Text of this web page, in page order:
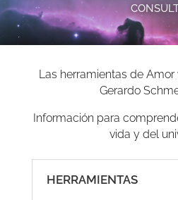
Las herramientas de
Gerardo
Información para
vida y del
HERRAMIENTAS